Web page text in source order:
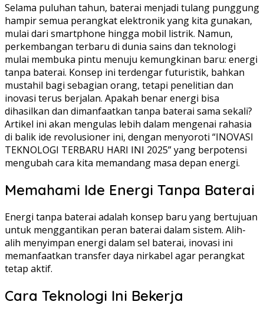
Selama puluhan tahun, baterai menjadi tulang punggung
hampir semua perangkat elektronik yang kita gunakan,
mulai dari smartphone hingga mobil listrik. Namun,
perkembangan terbaru di dunia sains dan teknologi
mulai membuka pintu menuju kemungkinan baru: energi
tanpa baterai. Konsep ini terdengar futuristik, bahkan
mustahil bagi sebagian orang, tetapi penelitian dan
inovasi terus berjalan. Apakah benar energi bisa
dihasilkan dan dimanfaatkan tanpa baterai sama sekali?
Artikel ini akan mengulas lebih dalam mengenai rahasia
di balik ide revolusioner ini, dengan menyoroti “INOVASI
TEKNOLOGI TERBARU HARI INI 2025” yang berpotensi
mengubah cara kita memandang masa depan energi.
Memahami Ide Energi Tanpa Baterai
Energi tanpa baterai adalah konsep baru yang bertujuan
untuk menggantikan peran baterai dalam sistem. Alih-
alih menyimpan energi dalam sel baterai, inovasi ini
memanfaatkan transfer daya nirkabel agar perangkat
tetap aktif.
Cara Teknologi Ini Bekerja